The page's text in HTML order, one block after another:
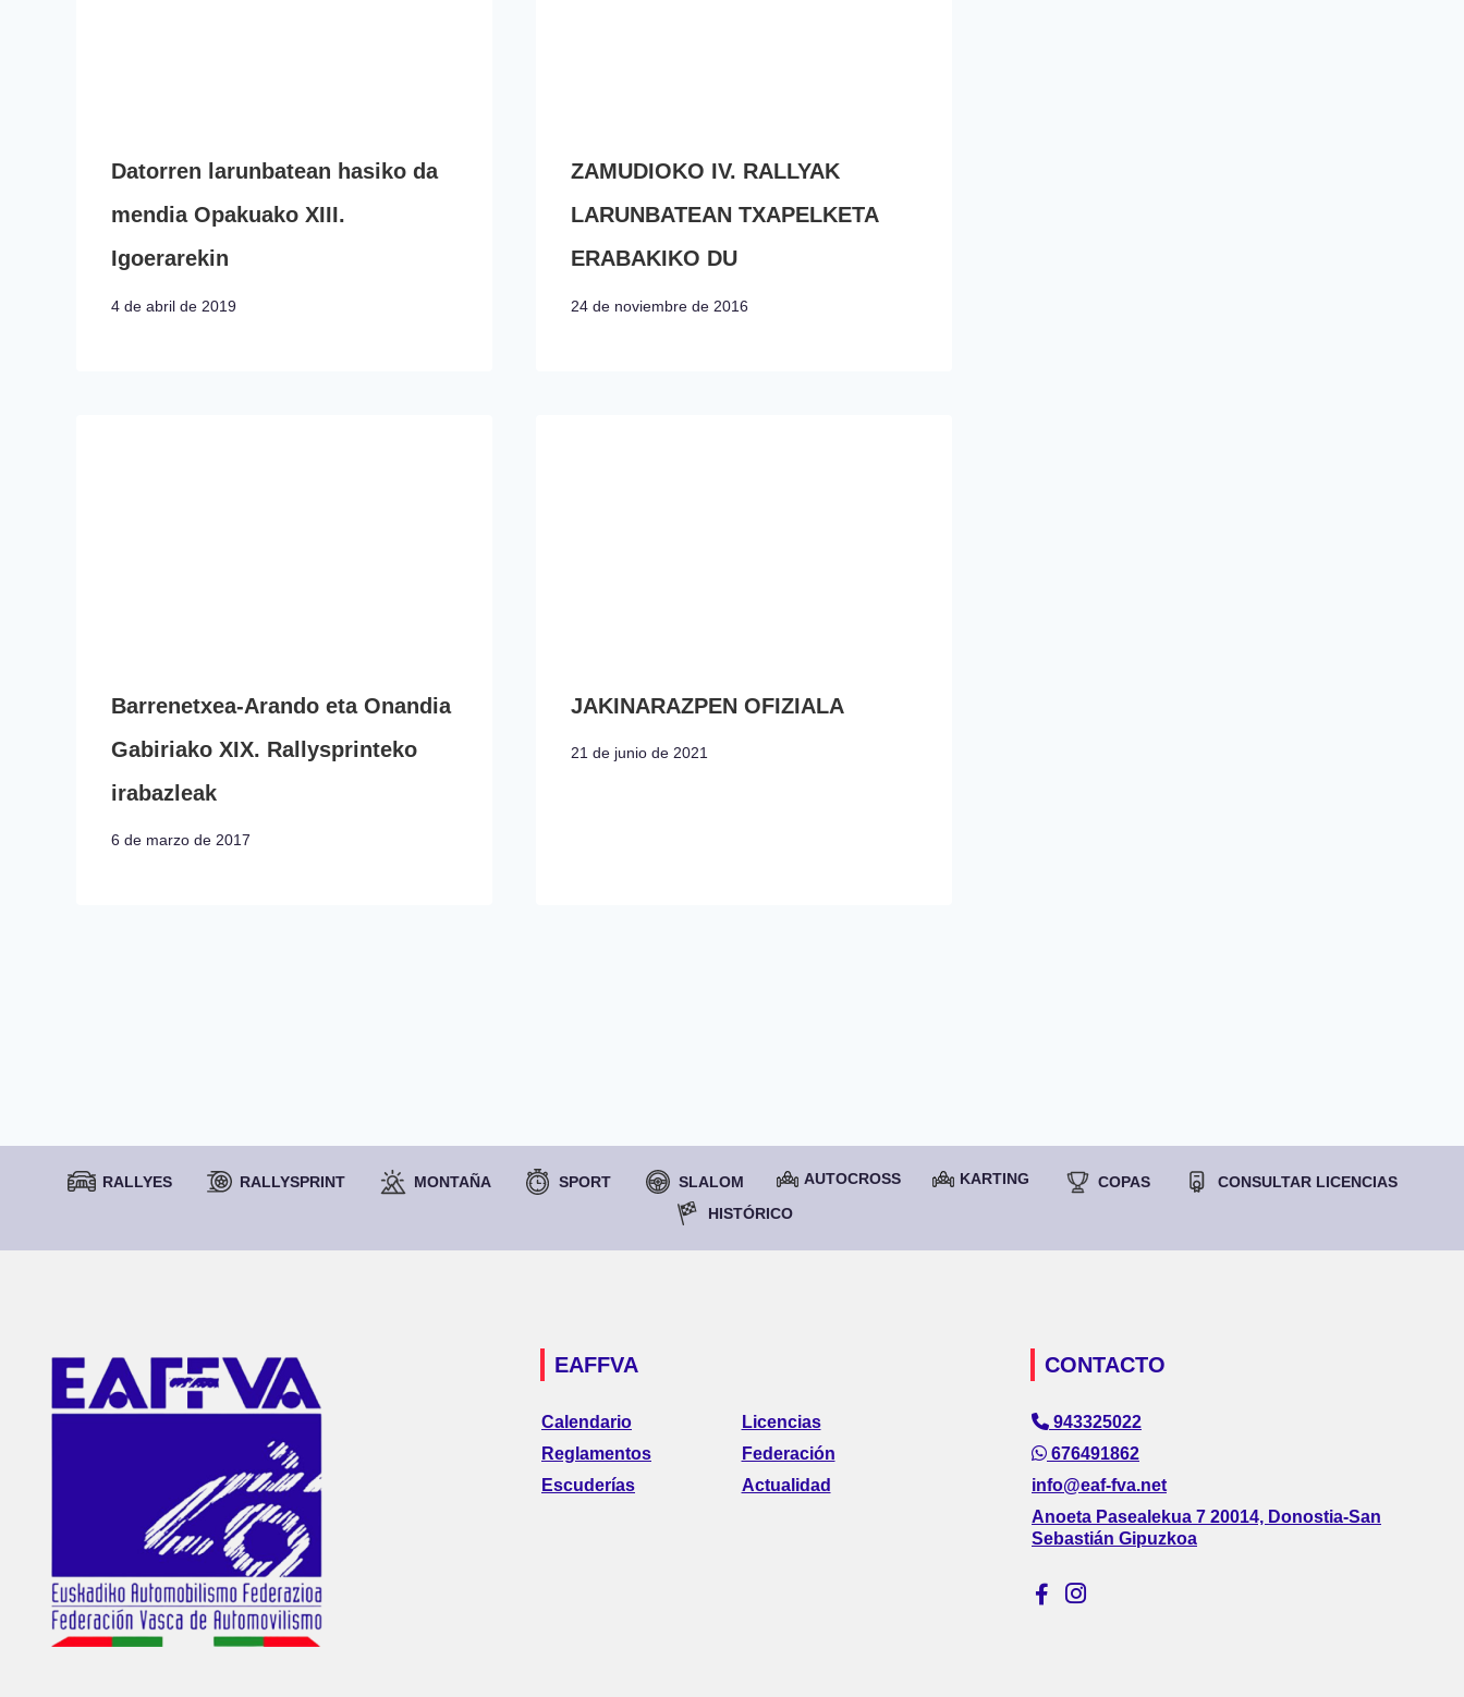
Datorren larunbatean hasiko da
mendia Opakuako XIII.
Igoerarekin
4 de abril de 2019
ZAMUDIOKO IV. RALLYAK
LARUNBATEAN TXAPELKETA
ERABAKIKO DU
24 de noviembre de 2016
Barrenetxea-Arando eta Onandia
Gabiriako XIX. Rallysprinteko
irabazleak
6 de marzo de 2017
JAKINARAZPEN OFIZIALA
21 de junio de 2021
RALLYES RALLYSPRINT MONTAÑA SPORT SLALOM AUTOCROSS KARTING COPAS
CONSULTAR LICENCIAS
HISTÓRICO
EAFFVA
Calendario
Reglamentos
Escuderías
Licencias
Federación
Actualidad
CONTACTO
943325022
676491862
info@eaf-fva.net
Anoeta Pasealekua 7 20014, Donostia-San
Sebastián Gipuzkoa